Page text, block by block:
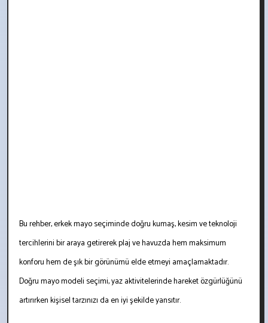
Bu rehber, erkek mayo seçiminde doğru kumaş, kesim ve teknoloji
tercihlerini bir araya getirerek plaj ve havuzda hem maksimum
konforu hem de şık bir görünümü elde etmeyi amaçlamaktadır.
Doğru mayo modeli seçimi, yaz aktivitelerinde hareket özgürlüğünü
artırırken kişisel tarzınızı da en iyi şekilde yansıtır.